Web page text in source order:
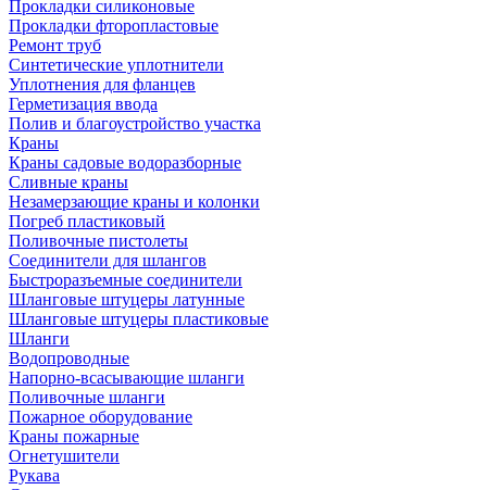
Прокладки силиконовые
Прокладки фторопластовые
Ремонт труб
Синтетические уплотнители
Уплотнения для фланцев
Герметизация ввода
Полив и благоустройство участка
Краны
Краны садовые водоразборные
Сливные краны
Незамерзающие краны и колонки
Погреб пластиковый
Поливочные пистолеты
Соединители для шлангов
Быстроразъемные соединители
Шланговые штуцеры латунные
Шланговые штуцеры пластиковые
Шланги
Водопроводные
Напорно-всасывающие шланги
Поливочные шланги
Пожарное оборудование
Краны пожарные
Огнетушители
Рукава